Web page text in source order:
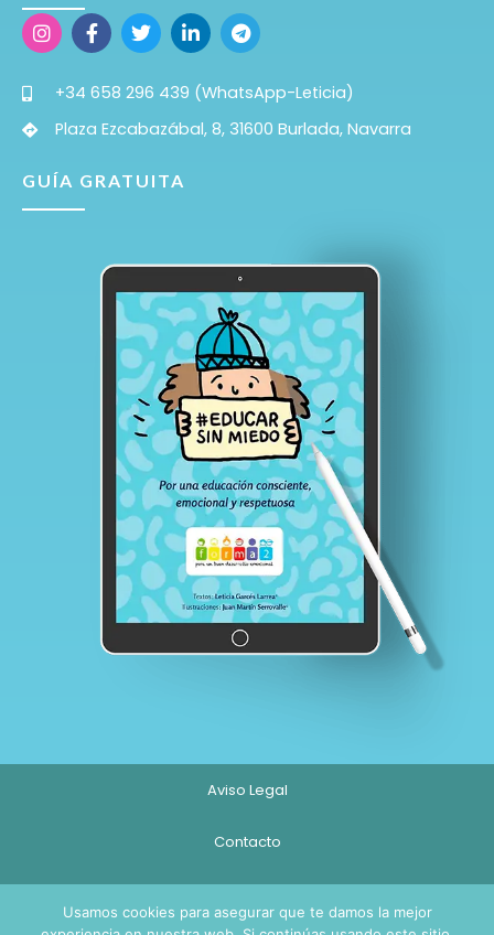
+34 658 296 439 (WhatsApp-Leticia)
Plaza Ezcabazábal, 8, 31600 Burlada, Navarra
GUÍA GRATUITA
Aviso Legal
Contacto
Usamos cookies para asegurar que te damos la mejor